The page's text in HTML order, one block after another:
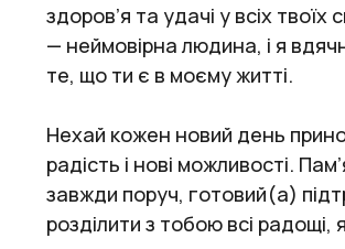
здоров’я та удачі у всіх твоїх
— неймовірна людина, і я
те, що ти є в моєму житті.
Нехай кожен новий день
радість і нові можливості.
завжди поруч, готовий(а)
розділити з тобою всі радощі,